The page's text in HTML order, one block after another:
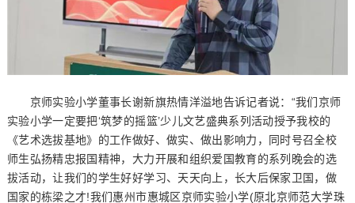
京师实验小学董事长谢新旗热情洋溢地告诉记者说：“我们京师
实验小学一定要把‘筑梦的摇篮’少儿文艺盛典系列活动授予我校的
《艺术选拔基地》的工作做好、做实、做出影响力，同时号召全校
师生弘扬精忠报国精神，大力开展和组织爱国教育的系列晚会的选
拔活动，让我们的学生好好学习、天天向上，长大后保家卫国，做
国家的栋梁之才!我们惠州市惠城区京师实验小学(原北京师范大学珠